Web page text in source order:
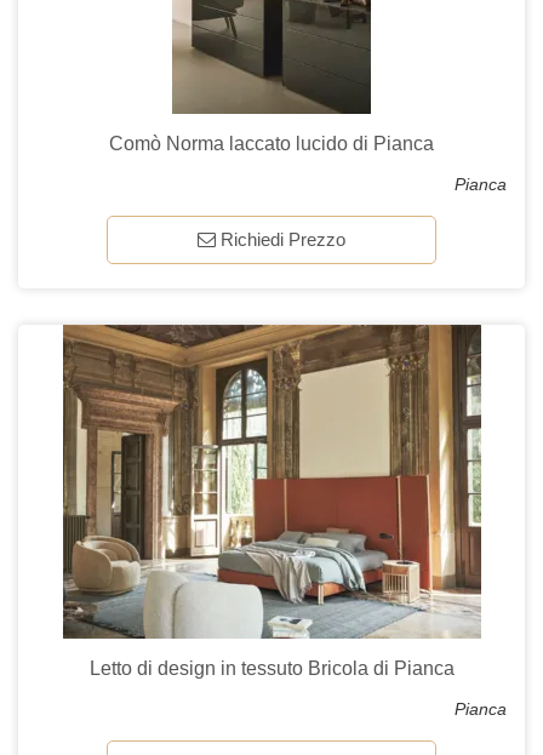
Comò Norma laccato lucido di Pianca
Pianca
Richiedi Prezzo
Letto di design in tessuto Bricola di Pianca
Pianca